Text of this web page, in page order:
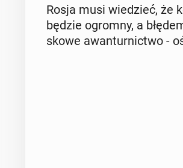
Rosja musi wie­dzieć, że
będzie ogromny, a
sko­we awan­tur­nic­two -